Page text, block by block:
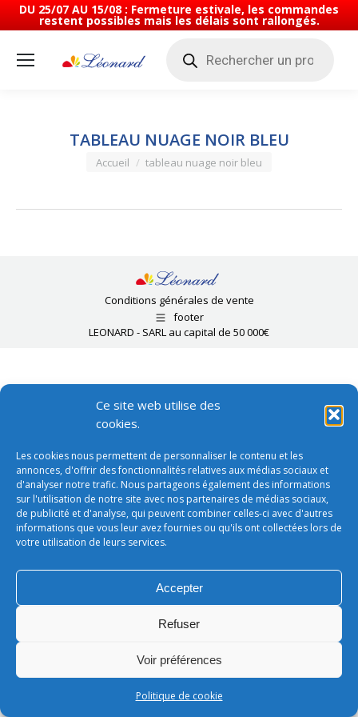
DU 25/07 AU 15/08 : Fermeture estivale, les commandes
restent possibles mais les délais sont rallongés.
Ce site web utilise des
cookies.
Les cookies nous permettent de personnaliser le contenu et les
annonces, d'offrir des fonctionnalités relatives aux médias sociaux et
d'analyser notre trafic. Nous partageons également des informations
sur l'utilisation de notre site avec nos partenaires de médias sociaux,
de publicité et d'analyse, qui peuvent combiner celles-ci avec d'autres
informations que vous leur avez fournies ou qu'ils ont collectées lors de
votre utilisation de leurs services.
Accepter
Refuser
Voir préférences
Politique de cookie
produits
TABLEAU NUAGE NOIR BLEU
Vous êtes ici :
Accueil tableau nuage noir bleu
Conditions générales de vente
footer
LEONARD - SARL au capital de 50 000€